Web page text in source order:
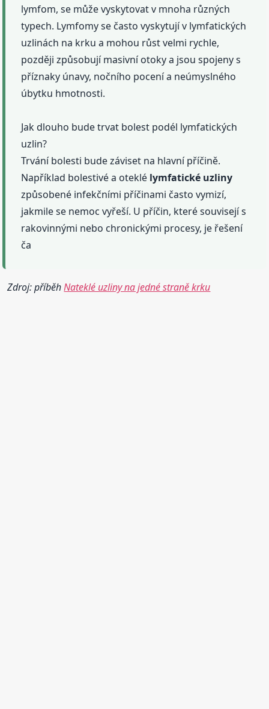
lymfom, se může vyskytovat v mnoha různých
typech. Lymfomy se často vyskytují v lymfatických
uzlinách na krku a mohou růst velmi rychle,
později způsobují masivní otoky a jsou spojeny s
příznaky únavy, nočního pocení a neúmyslného
úbytku hmotnosti.
Jak dlouho bude trvat bolest podél lymfatických
uzlin?
Trvání bolesti bude záviset na hlavní příčině.
Například bolestivé a oteklé lymfatické uzliny
způsobené infekčními příčinami často vymizí,
jakmile se nemoc vyřeší. U příčin, které souvisejí s
rakovinnými nebo chronickými procesy, je řešení
ča
Zdroj: příběhNateklé uzliny na jedné straně krku